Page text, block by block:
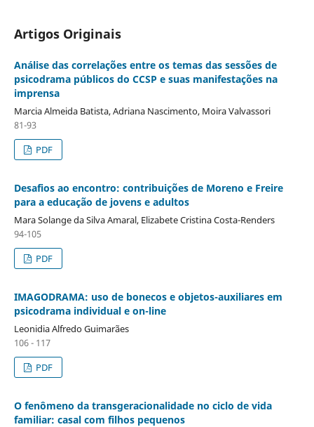
Artigos Originais
Análise das correlações entre os temas das sessões de
psicodrama públicos do CCSP e suas manifestações na
imprensa
Marcia Almeida Batista, Adriana Nascimento, Moira Valvassori
81-93
PDF
Desafios ao encontro: contribuições de Moreno e Freire
para a educação de jovens e adultos
Mara Solange da Silva Amaral, Elizabete Cristina Costa-Renders
94-105
PDF
IMAGODRAMA: uso de bonecos e objetos-auxiliares em
psicodrama individual e on-line
Leonidia Alfredo Guimarães
106 - 117
PDF
O fenômeno da transgeracionalidade no ciclo de vida
familiar: casal com filhos pequenos